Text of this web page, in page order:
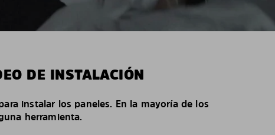
DE INSTALACIÓN
instalar los paneles. En la mayoría de los
herramienta.